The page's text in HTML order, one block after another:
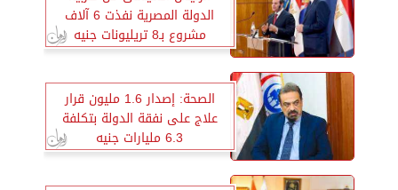
الدولة المصرية نفذت 6 آلاف
مشروع بـ8 تريليونات جنيه
الصحة: إصدار 1.6 مليون قرار
علاج على نفقة الدولة بتكلفة
6.3 مليارات جنيه